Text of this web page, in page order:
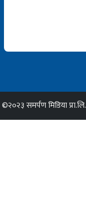
©२०२३ समर्पण मिडिया प्रा.लि.